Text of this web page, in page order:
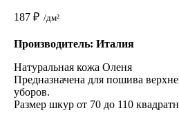
187 ₽ /дм²
Производитель: Италия
Натуральная кожа Оленя
Предназначена для пошива
уборов.
Размер шкур от 70 до 110